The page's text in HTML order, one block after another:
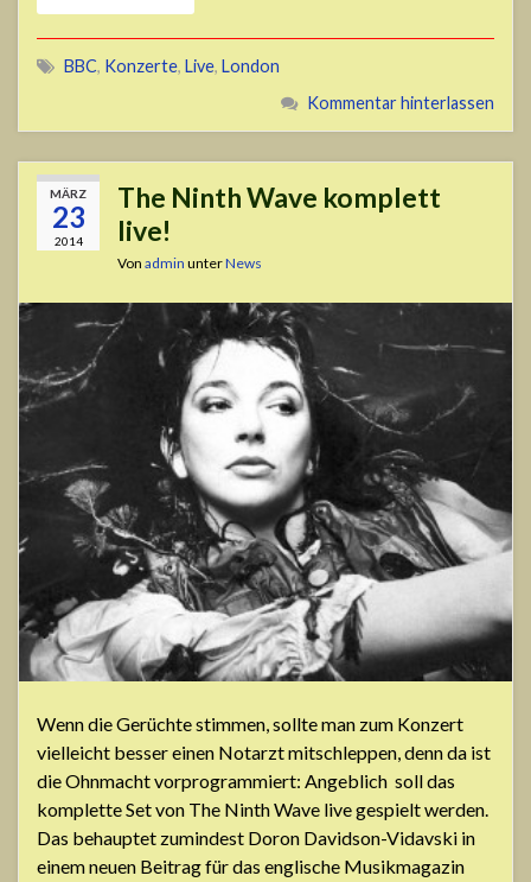
BBC, Konzerte, Live, London
Kommentar hinterlassen
MÄRZ
23
2014
The Ninth Wave komplett
live!
Von admin unterNews
Wenn die Gerüchte stimmen, sollte man zum Konzert
vielleicht besser einen Notarzt mitschleppen, denn da ist
die Ohnmacht vorprogrammiert: Angeblich soll das
komplette Set von The Ninth Wave live gespielt werden.
Das behauptet zumindest Doron Davidson-Vidavski in
einem neuen Beitrag für das englische Musikmagazin